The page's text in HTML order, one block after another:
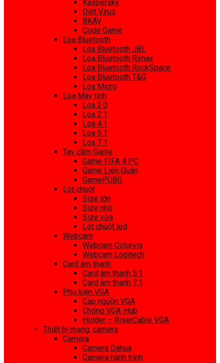
Kaspersky
Diệt Virus
BKAV
Code Game
Loa Bluetooth
Loa Bluetooth JBL
Loa Bluetooth Rimax
Loa Bluetooth RockSpace
Loa Bluetooth T&G
Loa Micro
Loa Máy tính
Loa 2.0
Loa 2.1
Loa 4.1
Loa 5.1
Loa 7.1
Tay cầm Game
Game FIFA 4 PC
Game Liên Quân
GamePUBG
Lót chuột
Size lớn
Size nhỏ
Size vừa
Lót chuột led
Webcam
Webcam Colorvis
Webcam Logitech
Card âm thanh
Card âm thanh 5.1
Card âm thanh 7.1
Phụ kiện VGA
Cáp nguồn VGA
Chống VGA-Hub
Holder – RiserCable VGA
Thiết bị mạng, camera
Camera
Camera Dahua
Camera hành trình